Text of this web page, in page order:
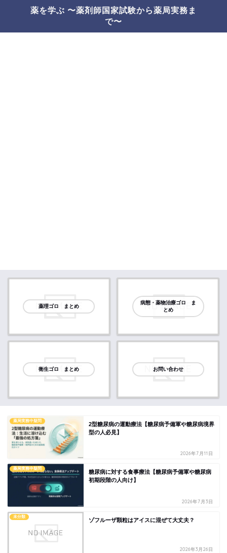
薬を学ぶ 〜薬剤師国家試験から薬局実務ま
で〜
薬理ゴロ まとめ
病態・薬物治療ゴロ ま
とめ
衛生ゴロ まとめ お問い合わせ
薬局実務中疑問
2型糖尿病の運動療法【糖尿病予備軍や糖尿病境界
型の人必見】
2026年7月11日
薬局実務中疑問
糖尿病に対する食事療法【糖尿病予備軍や糖尿病
初期段階の人向け】
2026年7月3日
未分類
ゾフルーザ顆粒はアイスに混ぜて大丈夫？
2026年3月26日